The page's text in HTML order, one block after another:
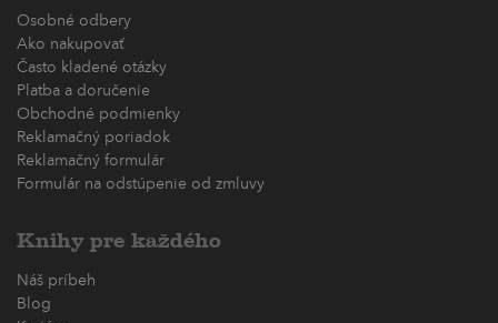
Osobné odbery
Ako nakupovať
Často kladené otázky
Platba a doručenie
Obchodné podmienky
Reklamačný poriadok
Reklamačný formulár
Formulár na odstúpenie od zmluvy
Knihy pre každého
Náš príbeh
Blog